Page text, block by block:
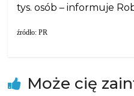
tys. osób – informuje
źródło: PR
Może cię